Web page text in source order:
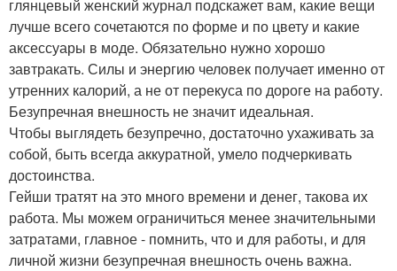
глянцевый женский журнал подскажет вам, какие вещи
лучше всего сочетаются по форме и по цвету и какие
аксессуары в моде. Обязательно нужно хорошо
завтракать. Силы и энергию человек получает именно от
утренних калорий, а не от перекуса по дороге на работу.
Безупречная внешность не значит идеальная.
Чтобы выглядеть безупречно, достаточно ухаживать за
собой, быть всегда аккуратной, умело подчеркивать
достоинства.
Гейши тратят на это много времени и денег, такова их
работа. Мы можем ограничиться менее значительными
затратами, главное - помнить, что и для работы, и для
личной жизни безупречная внешность очень важна.